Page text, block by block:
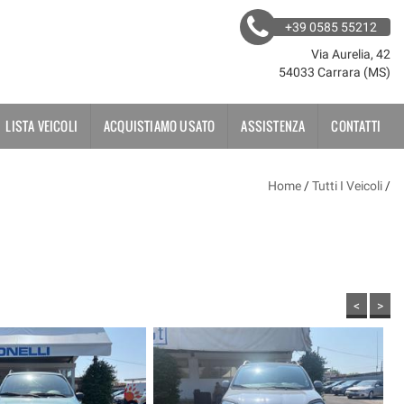
+39 0585 55212
Via Aurelia, 42
54033 Carrara (MS)
LISTA VEICOLI ACQUISTIAMO USATO ASSISTENZA CONTATTI
Home /Tutti I Veicoli /
< >